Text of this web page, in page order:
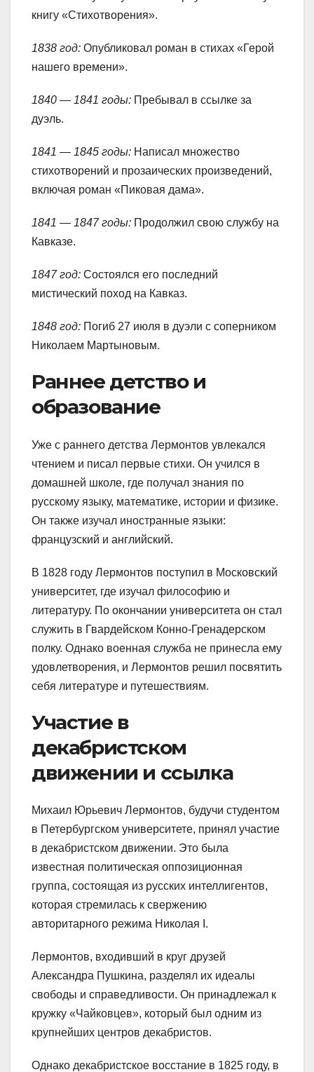
книгу «Стихотворения».
1838 год: Опубликовал роман в стихах «Герой
нашего времени».
1840 — 1841 годы: Пребывал в ссылке за
дуэль.
1841 — 1845 годы: Написал множество
стихотворений и прозаических произведений,
включая роман «Пиковая дама».
1841 — 1847 годы: Продолжил свою службу на
Кавказе.
1847 год: Состоялся его последний
мистический поход на Кавказ.
1848 год: Погиб 27 июля в дуэли с соперником
Николаем Мартыновым.
Раннее детство и
образование
Уже с раннего детства Лермонтов увлекался
чтением и писал первые стихи. Он учился в
домашней школе, где получал знания по
русскому языку, математике, истории и физике.
Он также изучал иностранные языки:
французский и английский.
В 1828 году Лермонтов поступил в Московский
университет, где изучал философию и
литературу. По окончании университета он стал
служить в Гвардейском Конно-Гренадерском
полку. Однако военная служба не принесла ему
удовлетворения, и Лермонтов решил посвятить
себя литературе и путешествиям.
Участие в
декабристском
движении и ссылка
Михаил Юрьевич Лермонтов, будучи студентом
в Петербургском университете, принял участие
в декабристском движении. Это была
известная политическая оппозиционная
группа, состоящая из русских интеллигентов,
которая стремилась к свержению
авторитарного режима Николая I.
Лермонтов, входивший в круг друзей
Александра Пушкина, разделял их идеалы
свободы и справедливости. Он принадлежал к
кружку «Чайковцев», который был одним из
крупнейших центров декабристов.
Однако декабристское восстание в 1825 году, в